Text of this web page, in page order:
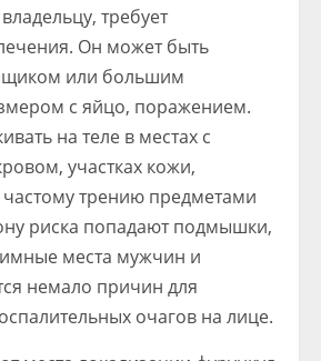
требует
Он может быть
или большим
с яйцо, поражением.
на теле в местах с
участках кожи,
трению предметами
риска попадают подмышки,
места мужчин и
немало причин для
очагов на лице.